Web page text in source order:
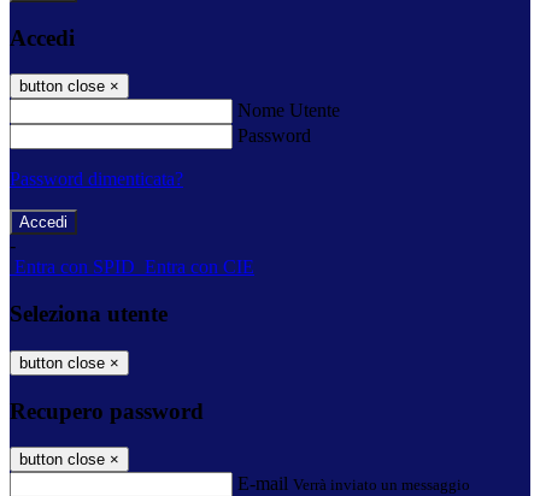
Accedi
button close ×
Nome Utente
Password
Password dimenticata?
-
Entra con SPID Entra con CIE
Seleziona utente
button close ×
Recupero password
button close ×
E-mail Verrà inviato un messaggio